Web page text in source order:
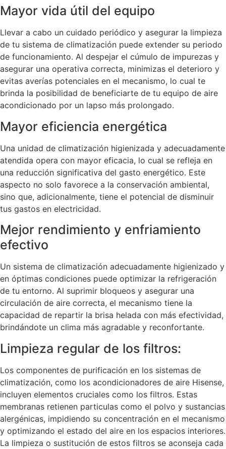
Mayor vida útil del equipo
Llevar a cabo un cuidado periódico y asegurar la limpieza
de tu sistema de climatización puede extender su periodo
de funcionamiento. Al despejar el cúmulo de impurezas y
asegurar una operativa correcta, minimizas el deterioro y
evitas averías potenciales en el mecanismo, lo cual te
brinda la posibilidad de beneficiarte de tu equipo de aire
acondicionado por un lapso más prolongado.
Mayor eficiencia energética
Una unidad de climatización higienizada y adecuadamente
atendida opera con mayor eficacia, lo cual se refleja en
una reducción significativa del gasto energético. Este
aspecto no solo favorece a la conservación ambiental,
sino que, adicionalmente, tiene el potencial de disminuir
tus gastos en electricidad.
Mejor rendimiento y enfriamiento
efectivo
Un sistema de climatización adecuadamente higienizado y
en óptimas condiciones puede optimizar la refrigeración
de tu entorno. Al suprimir bloqueos y asegurar una
circulación de aire correcta, el mecanismo tiene la
capacidad de repartir la brisa helada con más efectividad,
brindándote un clima más agradable y reconfortante.
Limpieza regular de los filtros:
Los componentes de purificación en los sistemas de
climatización, como los acondicionadores de aire Hisense,
incluyen elementos cruciales como los filtros. Estas
membranas retienen particulas como el polvo y sustancias
alergénicas, impidiendo su concentración en el mecanismo
y optimizando el estado del aire en los espacios interiores.
La limpieza o sustitución de estos filtros se aconseja cada